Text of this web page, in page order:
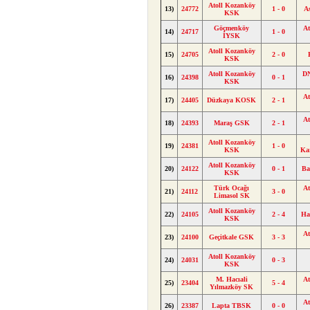
13) 24772
Atoll Kozanköy
KSK
1 - 0
14) 24717
Göçmenköy
İYSK
1 - 0
15) 24705
Atoll Kozanköy
KSK
2 - 0
16) 24398
Atoll Kozanköy
KSK
0 - 1
17) 24405 Düzkaya KOSK 2 - 1
18) 24393 Maraş GSK 2 - 1
19) 24381
Atoll Kozanköy
KSK
1 - 0
20) 24122
Atoll Kozanköy
KSK
0 - 1
21) 24112
Türk Ocağı
Limasol SK
3 - 0
22) 24105
Atoll Kozanköy
KSK
2 - 4
23) 24100 Geçitkale GSK 3 - 3
24) 24031
Atoll Kozanköy
KSK
0 - 3
25) 23404
M. Hacıali
Yılmazköy SK
5 - 4
26) 23387 Lapta TBSK 0 - 0